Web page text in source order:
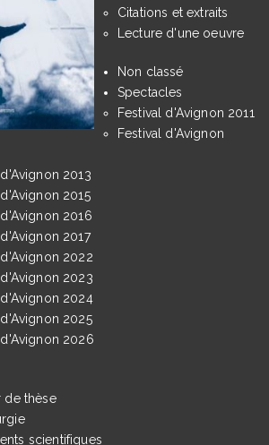
Citations et extraits
Lecture d'une oeuvre
Non classé
Spectacles
Festival d'Avignon 2011
Festival d'Avignon
2013
2015
2016
2017
2022
2023
2024
2025
2026
de thèse
scientifiques